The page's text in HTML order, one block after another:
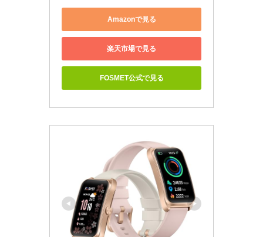
Amazonで見る
楽天市場で見る
FOSMET公式で見る